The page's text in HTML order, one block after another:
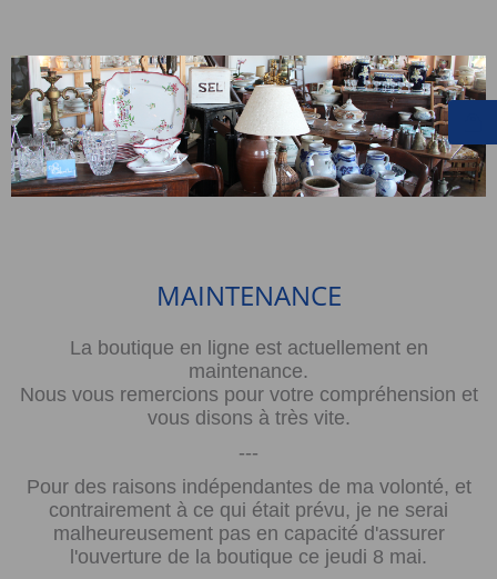
MAINTENANCE
La boutique en ligne est actuellement en
maintenance.
Nous vous remercions pour votre compréhension et
vous disons à très vite.
---
Pour des raisons indépendantes de ma volonté, et
contrairement à ce qui était prévu, je ne serai
malheureusement pas en capacité d'assurer
l'ouverture de la boutique ce jeudi 8 mai.